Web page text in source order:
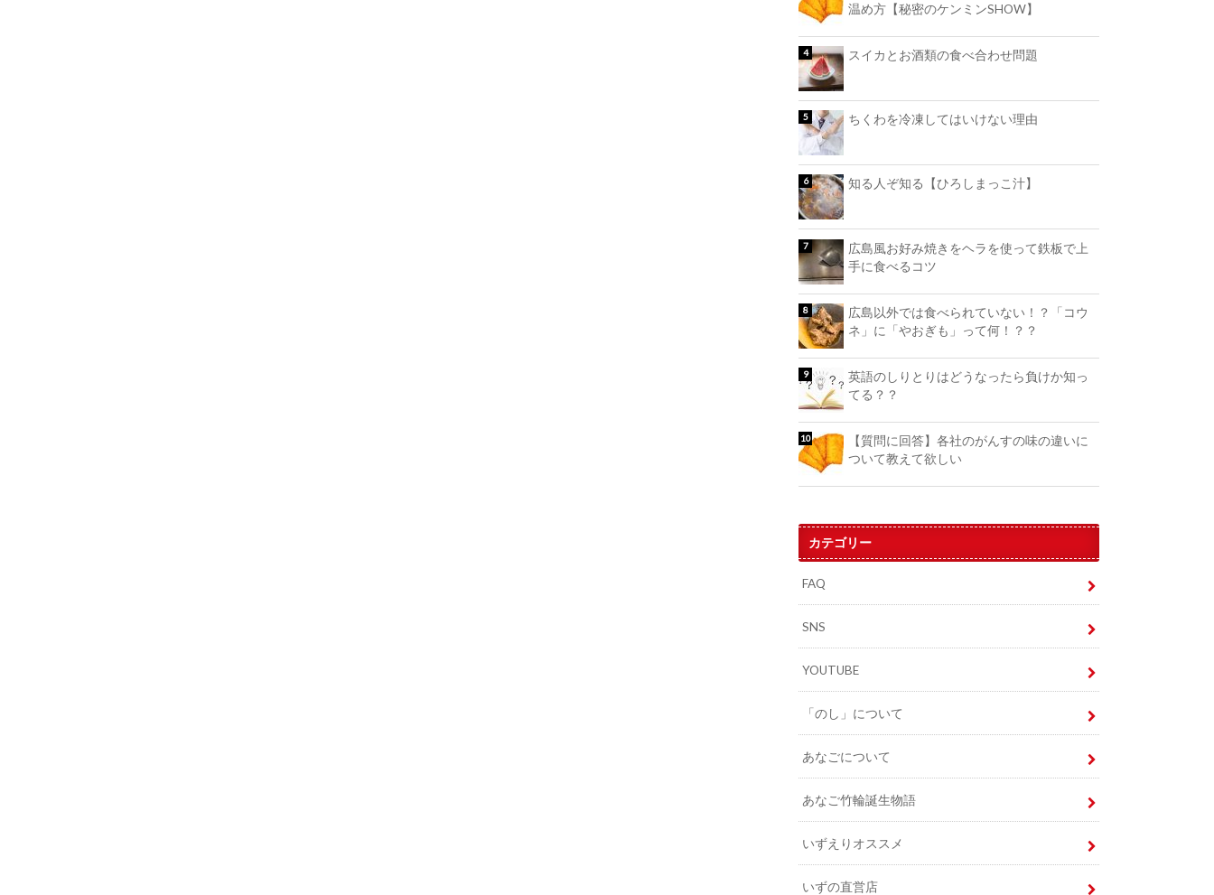
温め方【秘密のケンミンSHOW】
スイカとお酒類の食べ合わせ問題
ちくわを冷凍してはいけない理由
知る人ぞ知る【ひろしまっこ汁】
広島風お好み焼きをヘラを使って鉄板で上
手に食べるコツ
広島以外では食べられていない！？「コウ
ネ」に「やおぎも」って何！？？
英語のしりとりはどうなったら負けか知っ
てる？？
【質問に回答】各社のがんすの味の違いに
ついて教えて欲しい
カテゴリー
FAQ
SNS
YOUTUBE
「のし」について
あなごについて
あなご竹輪誕生物語
いずえりオススメ
いずの直営店